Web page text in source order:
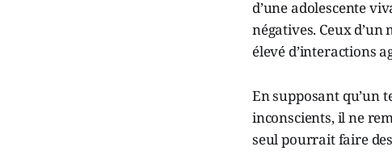
d’une adolescente
négatives. Ceux
élevé d’interactions
En supposant qu’un
inconscients, il ne
seul pourrait faire